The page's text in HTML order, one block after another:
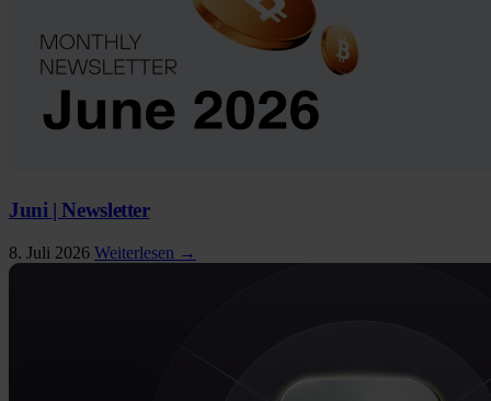
Juni | Newsletter
8. Juli 2026 Weiterlesen →